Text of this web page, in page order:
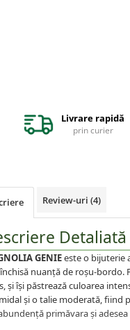
Livrare rapidă
prin curier
Review-uri (4)
Detaliată
GENIEeste o bijuterie
nuanță de roșu-bordo.
și își păstrează culoarea
și o talie moderată, fiind
primăvara și